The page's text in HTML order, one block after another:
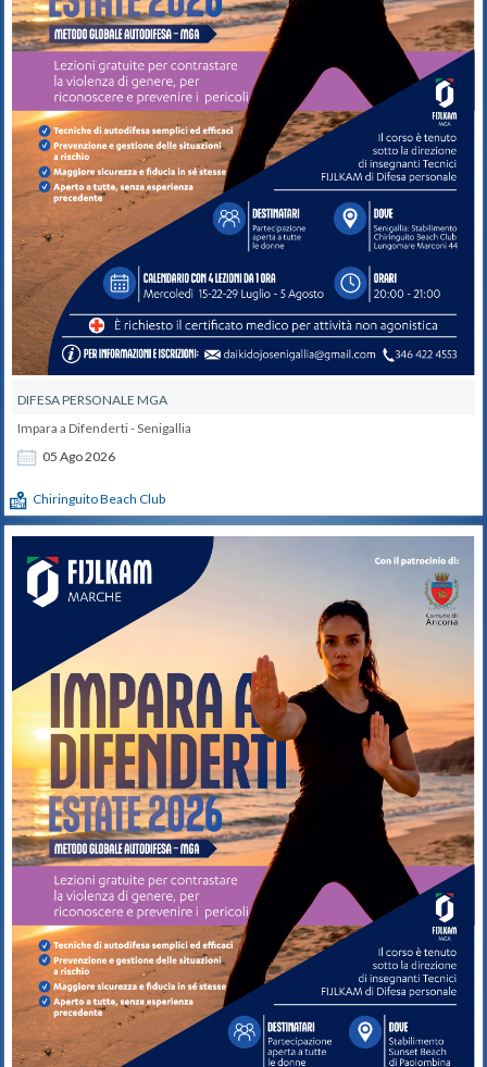
DIFESA PERSONALE MGA
05 Ago2026
Impara a Difenderti - Senigallia
Chiringuito Beach Club